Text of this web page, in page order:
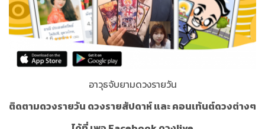
อาวุธจับยามดวงรายวัน
ติดตามดวงรายวัน ดวงรายสัปดาห์ และ คอนเท้นต์ดวงต่างๆ